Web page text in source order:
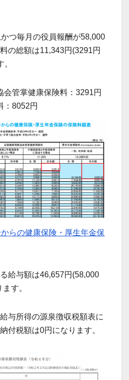
つ毎月の役員報酬が58,000
の総額は11,343円(3291円
会管掌健康保険料：3291円
：8052円
らの健康保険・厚生年金保
給与額は46,657円(58,000
す。
与所得の源泉徴収税額表に
付税額は0円になります。